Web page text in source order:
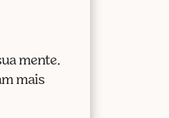
mente.
mais